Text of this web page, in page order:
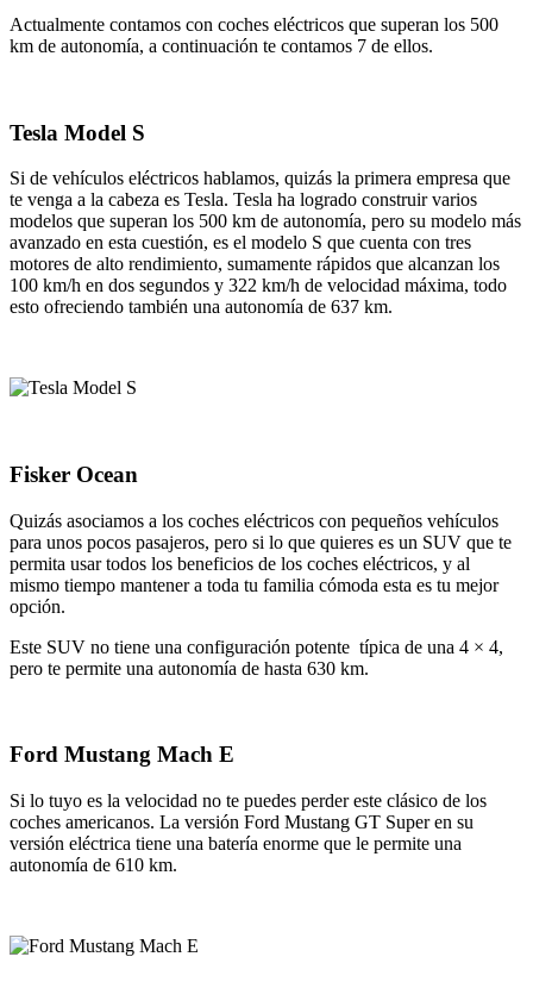
Actualmente contamos con coches eléctricos que superan los 500
km de autonomía, a continuación te contamos 7 de ellos.
Tesla Model S
Si de vehículos eléctricos hablamos, quizás la primera empresa que
te venga a la cabeza es Tesla. Tesla ha logrado construir varios
modelos que superan los 500 km de autonomía, pero su modelo más
avanzado en esta cuestión, es el modelo S que cuenta con tres
motores de alto rendimiento, sumamente rápidos que alcanzan los
100 km/h en dos segundos y 322 km/h de velocidad máxima, todo
esto ofreciendo también una autonomía de 637 km.
Fisker Ocean
Quizás asociamos a los coches eléctricos con pequeños vehículos
para unos pocos pasajeros, pero si lo que quieres es un SUV que te
permita usar todos los beneficios de los coches eléctricos, y al
mismo tiempo mantener a toda tu familia cómoda esta es tu mejor
opción.
Este SUV no tiene una configuración potente típica de una 4 × 4,
pero te permite una autonomía de hasta 630 km.
Ford Mustang Mach E
Si lo tuyo es la velocidad no te puedes perder este clásico de los
coches americanos. La versión Ford Mustang GT Super en su
versión eléctrica tiene una batería enorme que le permite una
autonomía de 610 km.